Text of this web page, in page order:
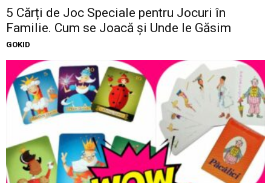
5 Cărți de Joc Speciale pentru Jocuri în
Familie. Cum se Joacă și Unde le Găsim
GOKID